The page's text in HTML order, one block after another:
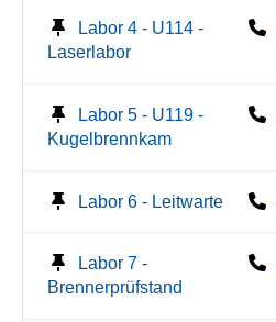
Labor 4 - U114 -
Laserlabor
Labor 5 - U119 -
Kugelbrennkam
Labor 6 - Leitwarte
Labor 7 -
Brennerprüfstand